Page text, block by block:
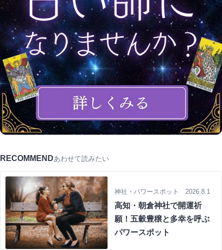
RECOMMENDあわせて読みたい
神社・パワースポット 2026.8.1
高知・朝倉神社で開運祈
願！五穀豊穣と多幸を呼ぶ
パワースポット